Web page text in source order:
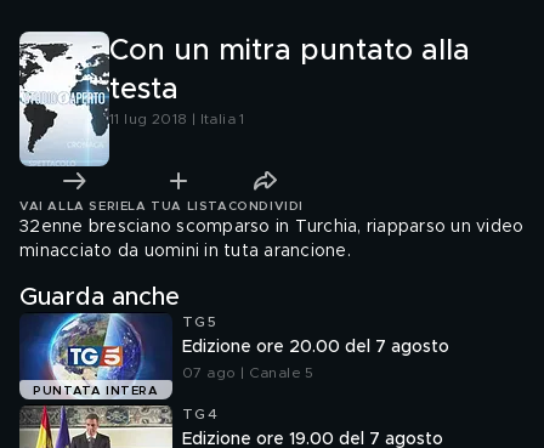
Con un mitra puntato alla
testa
11 lug 2018 | Italia 1
VAI ALLA SERIE LA TUA LISTA CONDIVIDI
32enne bresciano scomparso in Turchia, riapparso un video
minacciato da uomini in tuta arancione.
Guarda anche
PUNTATA INTERA
TG5
Edizione ore 20.00 del 7 agosto
07 ago | Canale 5
TG4
Edizione ore 19.00 del 7 agosto